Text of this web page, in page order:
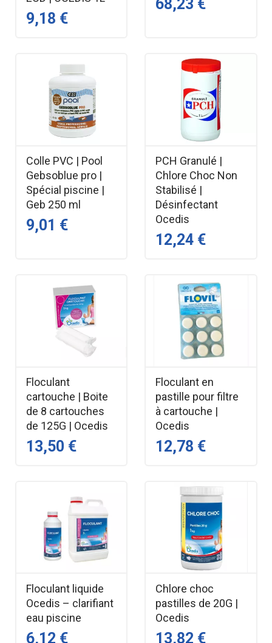
9,18 €
68,23 €
Colle PVC | Pool
Gebsoblue pro |
Spécial piscine |
Geb 250 ml
9,01 €
PCH Granulé |
Chlore Choc Non
Stabilisé |
Désinfectant
Ocedis
12,24 €
Floculant
cartouche | Boite
de 8 cartouches
de 125G | Ocedis
13,50 €
Floculant en
pastille pour filtre
à cartouche |
Ocedis
12,78 €
Floculant liquide
Ocedis – clarifiant
eau piscine
6,12 €
Chlore choc
pastilles de 20G |
Ocedis
13,82 €